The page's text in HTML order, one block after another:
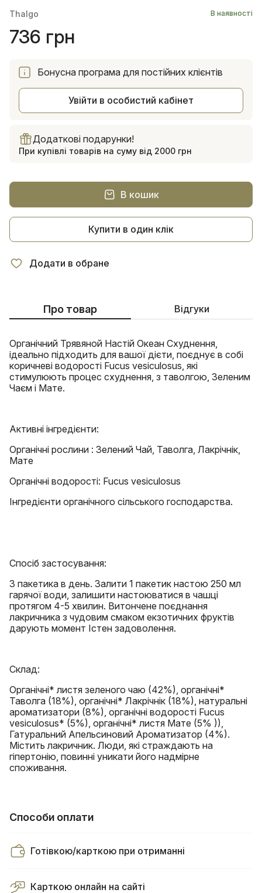
Thalgo
В наявності
736 грн
Бонусна програма для постійних клієнтів
Увійти в особистий кабінет
Додаткові подарунки!
При купівлі товарів на суму від 2000 грн
В кошик
Купити в один клік
Додати в обране
Про товар Відгуки
Органічний Трявяной Настій Океан Схуднення,
ідеально підходить для вашої дієти, поєднує в собі
коричневі водорості Fucus vesiculosus, які
стимулюють процес схуднення, з таволгою, Зеленим
Чаєм і Мате.
Активні інгредієнти:
Органічні рослини : Зелений Чай, Таволга, Лакрічнік,
Мате
Органічні водорості: Fucus vesiculosus
Інгредієнти органічного сільського господарства.
Спосіб застосування:
3 пакетика в день. Залити 1 пакетик настою 250 мл
гарячої води, залишити настоюватися в чашці
протягом 4-5 хвилин. Витончене поєднання
лакричника з чудовим смаком екзотичних фруктів
дарують момент Істен задоволення.
Склад:
Органічні* листя зеленого чаю (42%), органічні*
Таволга (18%), органічні* Лакрічнік (18%), натуральні
ароматизатори (8%), органічні водорості Fucus
vesiculosus* (5%), органічні* листя Мате (5% )),
Гатуральний Апельсиновий Ароматизатор (4%).
Містить лакричник. Люди, які страждають на
гіпертонію, повинні уникати його надмірне
споживання.
Способи оплати
Готівкою/карткою при отриманні
Карткою онлайн на сайті